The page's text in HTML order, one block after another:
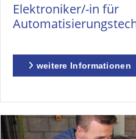
Elektroniker/-in für
weitere Informationen